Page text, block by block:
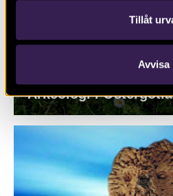
Tillåt
Avvisa
Arkeologi i